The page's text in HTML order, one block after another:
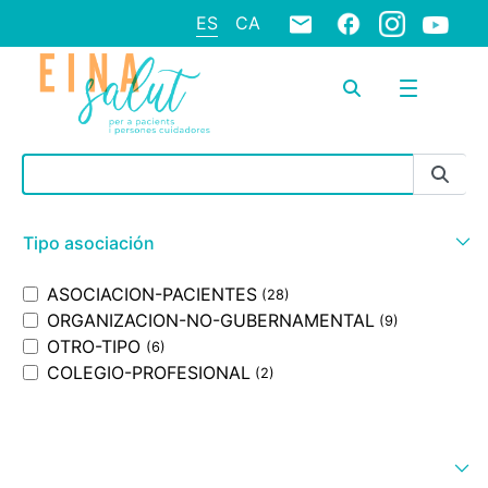
ES CA
Barra de búsqueda
Tipo asociación
ASOCIACION-PACIENTES (28)
ORGANIZACION-NO-GUBERNAMENTAL (9)
OTRO-TIPO (6)
COLEGIO-PROFESIONAL (2)